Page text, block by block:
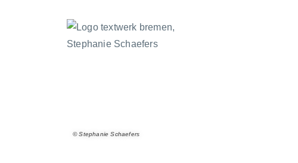
© Stephanie Schaefers